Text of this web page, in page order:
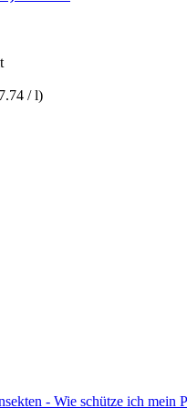
/ l)
- Wie schütze ich mein